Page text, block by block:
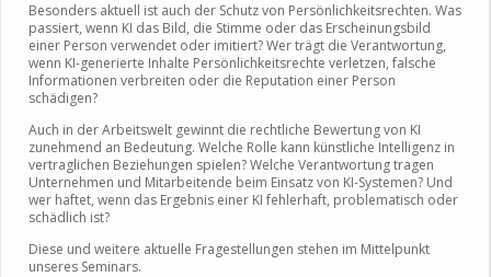
Besonders aktuell ist auch der Schutz von Persönlichkeitsrechten. Was
passiert, wenn KI das Bild, die Stimme oder das Erscheinungsbild
einer Person verwendet oder imitiert? Wer trägt die Verantwortung,
wenn KI-generierte Inhalte Persönlichkeitsrechte verletzen, falsche
Informationen verbreiten oder die Reputation einer Person
schädigen?
Auch in der Arbeitswelt gewinnt die rechtliche Bewertung von KI
zunehmend an Bedeutung. Welche Rolle kann künstliche Intelligenz in
vertraglichen Beziehungen spielen? Welche Verantwortung tragen
Unternehmen und Mitarbeitende beim Einsatz von KI-Systemen? Und
wer haftet, wenn das Ergebnis einer KI fehlerhaft, problematisch oder
schädlich ist?
Diese und weitere aktuelle Fragestellungen stehen im Mittelpunkt
unseres Seminars.